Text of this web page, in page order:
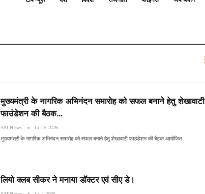
मुख्यमंत्री के नागरिक अभिनंदन समारोह को सफल बनाने हेतु शेखावाटी
फाउंडेशन की बैठक…
SAT News Jul 16, 2026
मुख्यमंत्री के नागरिक अभिनंदन समारोह को सफल बनाने हेतु शेखावाटी फाउंडेशन की बैठक आयोजित
लियो क्लब सीकर ने मनाया डॉक्टर एवं सीए डे।